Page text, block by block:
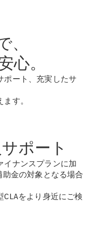
心。
ポート、充実したサ
す。
ポート
イナンスプランに加
金の対象となる場合
をより身近にご検